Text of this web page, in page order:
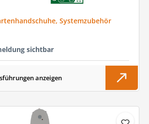
Systemzubehör
sichtbar
anzeigen